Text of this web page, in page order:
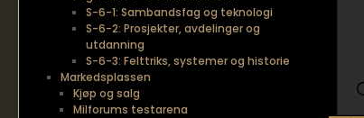
S-6-1: Sambandsfag og teknologi
S-6-2: Prosjekter, avdelinger og
utdanning
S-6-3: Felttriks, systemer og historie
Markedsplassen
Kjøp og salg
Milforums testarena